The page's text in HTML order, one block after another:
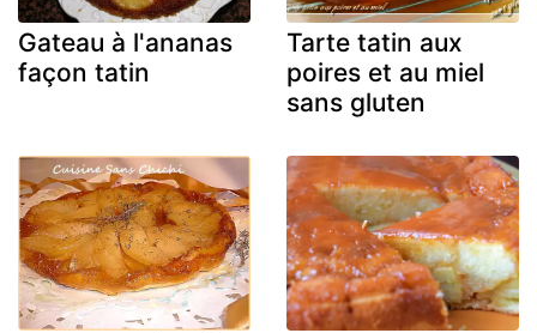
Gateau à l'ananas
façon tatin
Tarte tatin aux
poires et au miel
sans gluten